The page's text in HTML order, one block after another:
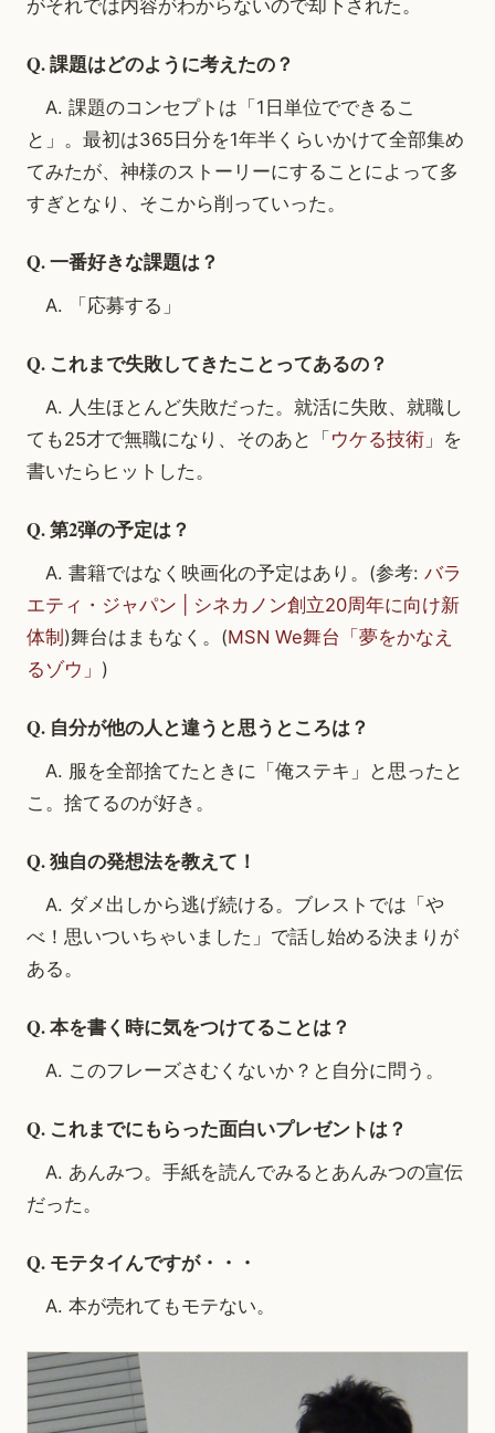
がそれでは内容がわからないので却下された。
Q. 課題はどのように考えたの？
A. 課題のコンセプトは「1日単位でできるこ
と」。最初は365日分を1年半くらいかけて全部集め
てみたが、神様のストーリーにすることによって多
すぎとなり、そこから削っていった。
Q. 一番好きな課題は？
A. 「応募する」
Q. これまで失敗してきたことってあるの？
A. 人生ほとんど失敗だった。就活に失敗、就職し
ても25才で無職になり、そのあと「 ウケる技術 」を
書いたらヒットした。
Q. 第2弾の予定は？
A. 書籍ではなく映画化の予定はあり。(参考: バラ
エティ・ジャパン | シネカノン創立20周年に向け新
体制 )舞台はまもなく。(MSN We舞台「夢をかなえ
るゾウ」 )
Q. 自分が他の人と違うと思うところは？
A. 服を全部捨てたときに「俺ステキ」と思ったと
こ。捨てるのが好き。
Q. 独自の発想法を教えて！
A. ダメ出しから逃げ続ける。ブレストでは「や
べ！思いついちゃいました」で話し始める決まりが
ある。
Q. 本を書く時に気をつけてることは？
A. このフレーズさむくないか？と自分に問う。
Q. これまでにもらった面白いプレゼントは？
A. あんみつ。手紙を読んでみるとあんみつの宣伝
だった。
Q. モテタイんですが・・・
A. 本が売れてもモテない。